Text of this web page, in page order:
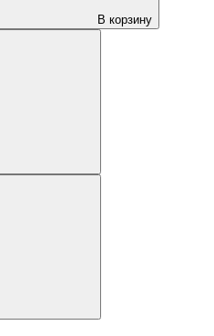
В корзину